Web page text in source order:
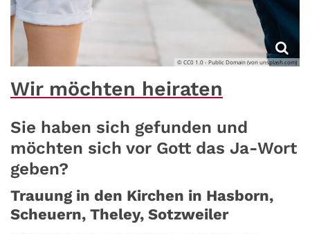
© CC0 1.0 - Public Domain (von unsplash.com)
Wir möchten heiraten
Sie haben sich gefunden und
möchten sich vor Gott das Ja-Wort
geben?
Trauung in den Kirchen in Hasborn,
Scheuern, Theley, Sotzweiler